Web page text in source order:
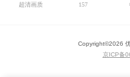
超清画质 157
Copyright©2026
京ICP备